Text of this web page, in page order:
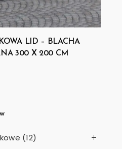
LID – BLACHA
300 X 200 CM
(12)